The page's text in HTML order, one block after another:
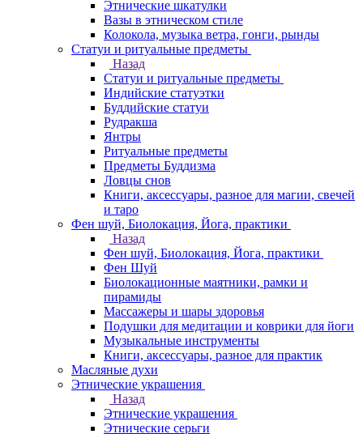
Этнические шкатулки
Вазы в этническом стиле
Колокола, музыка ветра, гонги, рынды
Статуи и ритуальные предметы
Назад
Статуи и ритуальные предметы
Индийские статуэтки
Буддийские статуи
Рудракша
Янтры
Ритуальные предметы
Предметы Буддизма
Ловцы снов
Книги, аксессуары, разное для магии, свечей
и таро
Фен шуй, Биолокация, Йога, практики
Назад
Фен шуй, Биолокация, Йога, практики
Фен Шуй
Биолокационные маятники, рамки и
пирамиды
Массажеры и шары здоровья
Подушки для медитации и коврики для йоги
Музыкальные инструменты
Книги, аксессуары, разное для практик
Масляные духи
Этнические украшения
Назад
Этнические украшения
Этнические серьги